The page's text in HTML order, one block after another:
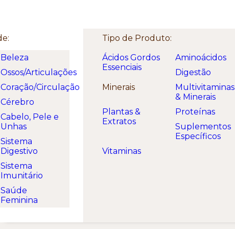
Beleza
Ossos/Articulações
Coração/Circulação
Cérebro
Cabelo, Pele e
Unhas
Sistema
Digestivo
Sistema
Imunitário
Saúde
Feminina
Tipo de Produto:
Ácidos Gordos
Essenciais
Aminoácidos
Digestão
Minerais
Multivitaminas
& Minerais
Plantas &
Extratos
Proteínas
Suplementos
Específicos
Vitaminas